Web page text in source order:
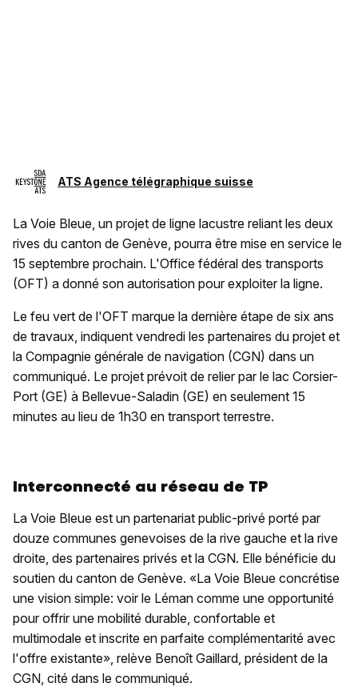
ATS Agence télégraphique suisse
La Voie Bleue, un projet de ligne lacustre reliant les deux
rives du canton de Genève, pourra être mise en service le
15 septembre prochain. L'Office fédéral des transports
(OFT) a donné son autorisation pour exploiter la ligne.
Le feu vert de l'OFT marque la dernière étape de six ans
de travaux, indiquent vendredi les partenaires du projet et
la Compagnie générale de navigation (CGN) dans un
communiqué. Le projet prévoit de relier par le lac Corsier-
Port (GE) à Bellevue-Saladin (GE) en seulement 15
minutes au lieu de 1h30 en transport terrestre.
Interconnecté au réseau de TP
La Voie Bleue est un partenariat public-privé porté par
douze communes genevoises de la rive gauche et la rive
droite, des partenaires privés et la CGN. Elle bénéficie du
soutien du canton de Genève. «La Voie Bleue concrétise
une vision simple: voir le Léman comme une opportunité
pour offrir une mobilité durable, confortable et
multimodale et inscrite en parfaite complémentarité avec
l'offre existante», relève Benoît Gaillard, président de la
CGN, cité dans le communiqué.